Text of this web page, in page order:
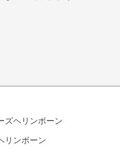
ズヘリンボーン
リンボーン